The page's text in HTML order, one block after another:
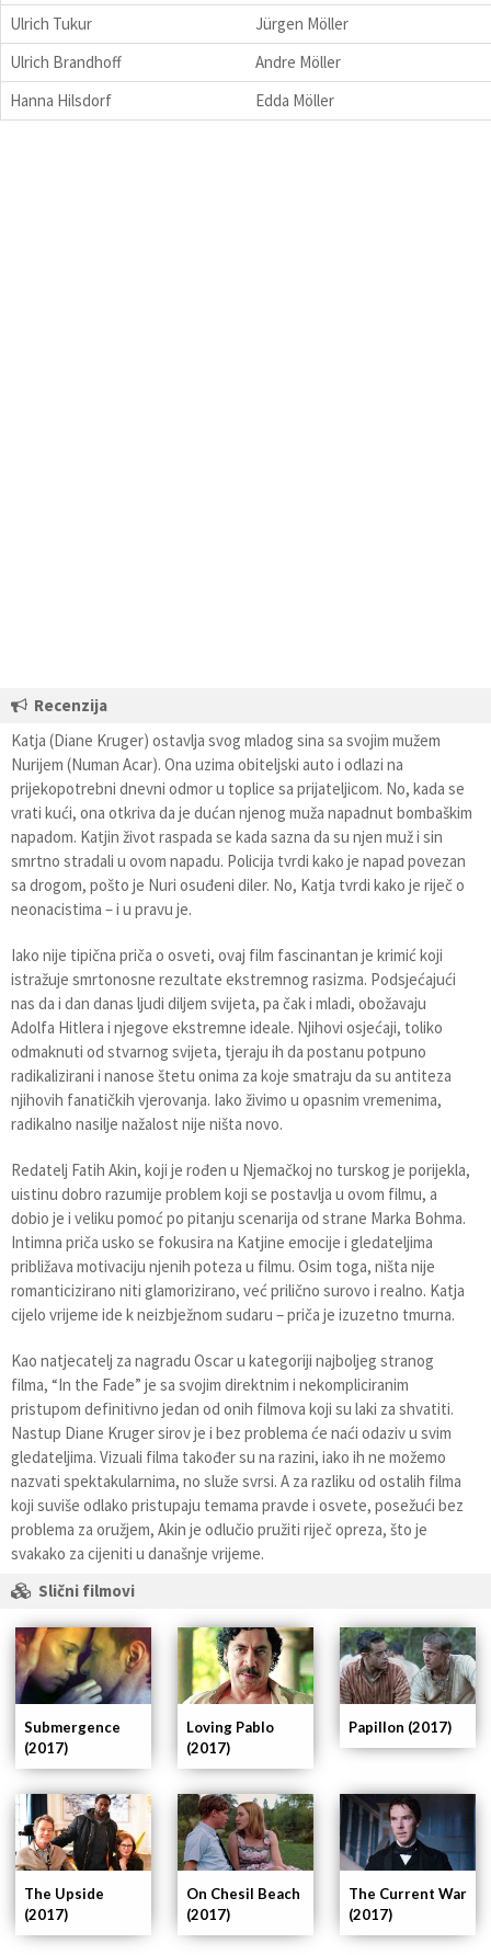
Ulrich Tukur
Jürgen Möller
Ulrich Brandhoff
Andre Möller
Hanna Hilsdorf
Edda Möller
Recenzija
Katja (Diane Kruger) ostavlja svog mladog sina sa svojim mužem
Nurijem (Numan Acar). Ona uzima obiteljski auto i odlazi na
prijekopotrebni dnevni odmor u toplice sa prijateljicom. No, kada se
vrati kući, ona otkriva da je dućan njenog muža napadnut bombaškim
napadom. Katjin život raspada se kada sazna da su njen muž i sin
smrtno stradali u ovom napadu. Policija tvrdi kako je napad povezan
sa drogom, pošto je Nuri osuđeni diler. No, Katja tvrdi kako je riječ o
neonacistima – i u pravu je.
Iako nije tipična priča o osveti, ovaj film fascinantan je krimić koji
istražuje smrtonosne rezultate ekstremnog rasizma. Podsjećajući
nas da i dan danas ljudi diljem svijeta, pa čak i mladi, obožavaju
Adolfa Hitlera i njegove ekstremne ideale. Njihovi osjećaji, toliko
odmaknuti od stvarnog svijeta, tjeraju ih da postanu potpuno
radikalizirani i nanose štetu onima za koje smatraju da su antiteza
njihovih fanatičkih vjerovanja. Iako živimo u opasnim vremenima,
radikalno nasilje nažalost nije ništa novo.
Redatelj Fatih Akin, koji je rođen u Njemačkoj no turskog je porijekla,
uistinu dobro razumije problem koji se postavlja u ovom filmu, a
dobio je i veliku pomoć po pitanju scenarija od strane Marka Bohma.
Intimna priča usko se fokusira na Katjine emocije i gledateljima
približava motivaciju njenih poteza u filmu. Osim toga, ništa nije
romanticizirano niti glamorizirano, već prilično surovo i realno. Katja
cijelo vrijeme ide k neizbježnom sudaru – priča je izuzetno tmurna.
Kao natjecatelj za nagradu Oscar u kategoriji najboljeg stranog
filma, “In the Fade” je sa svojim direktnim i nekompliciranim
pristupom definitivno jedan od onih filmova koji su laki za shvatiti.
Nastup Diane Kruger sirov je i bez problema će naći odaziv u svim
gledateljima. Vizuali filma također su na razini, iako ih ne možemo
nazvati spektakularnima, no služe svrsi. A za razliku od ostalih filma
koji suviše odlako pristupaju temama pravde i osvete, posežući bez
problema za oružjem, Akin je odlučio pružiti riječ opreza, što je
svakako za cijeniti u današnje vrijeme.
Slični filmovi
The Current War
(2017)
On Chesil Beach
(2017)
The Upside
(2017)
Papillon (2017)
Loving Pablo
(2017)
Submergence
(2017)